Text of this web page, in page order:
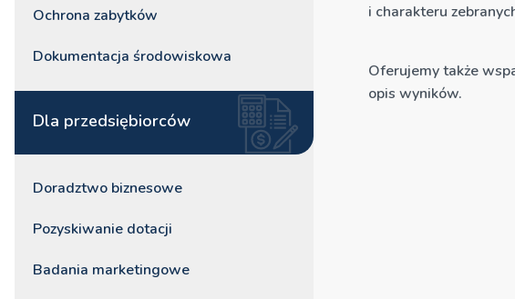
Ochrona zabytków
Dokumentacja środowiskowa
Dla przedsiębiorców
Doradztwo biznesowe
Pozyskiwanie dotacji
Badania marketingowe
i charakteru
Oferujemy także
opis wyników.